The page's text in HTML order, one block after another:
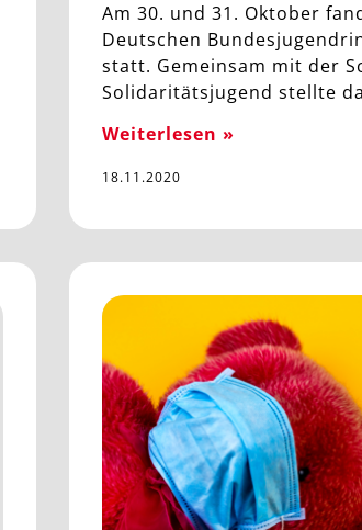
Am 30. und 31. Oktober
Deutschen
statt. Gemeinsam mit der
Solidaritätsjugend stellte
Weiterlesen »
18.11.2020